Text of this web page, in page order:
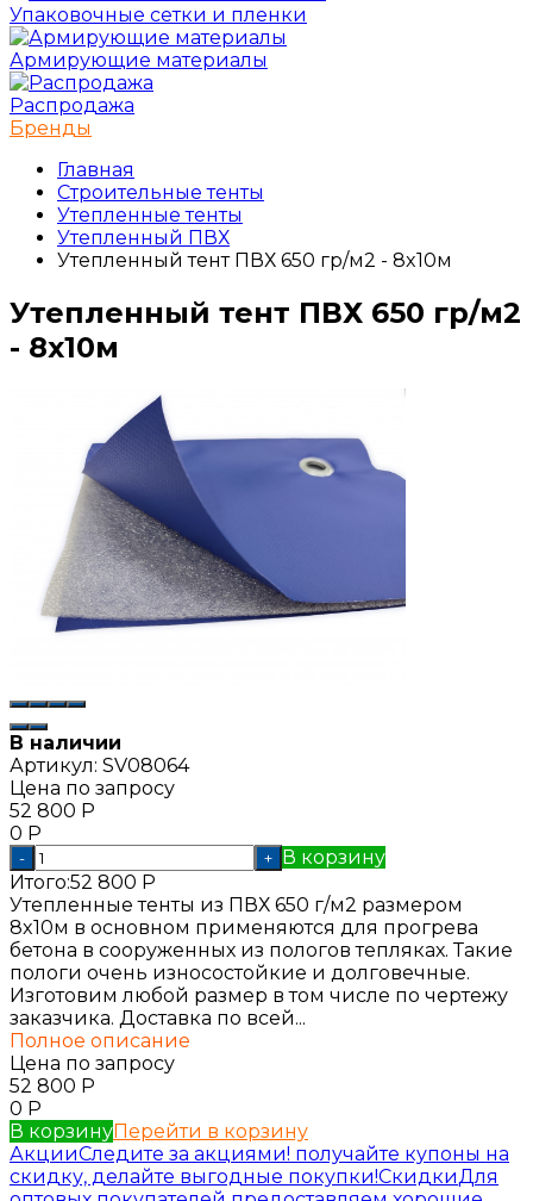
Упаковочные сетки и пленки
Армирующие материалы
Распродажа
Бренды
Главная
Строительные тенты
Утепленные тенты
Утепленный ПВХ
Утепленный тент ПВХ 650 гр/м2 - 8x10м
Утепленный тент ПВХ 650 гр/м2
- 8x10м
В наличии
Артикул: SV08064
Цена по запросу
52 800 Р
0 Р
- + В корзину
Итого:52 800 Р
Утепленные тенты из ПВХ 650 г/м2 размером
8x10м в основном применяются для прогрева
бетона в сооруженных из пологов тепляках. Такие
пологи очень износостойкие и долговечные.
Изготовим любой размер в том числе по чертежу
заказчика. Доставка по всей...
Полное описание
Цена по запросу
52 800 Р
0 Р
В корзинуПерейти в корзину
АкцииСледите за акциями! получайте купоны на
скидку, делайте выгодные покупки!СкидкиДля